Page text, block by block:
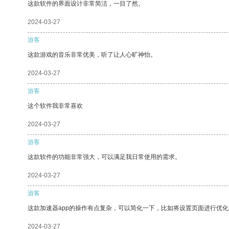
这款软件的界面设计非常简洁，一目了然。
2024-03-27
游客
这款游戏的音乐非常优美，听了让人心旷神怡。
2024-03-27
游客
这个软件我非常喜欢
2024-03-27
游客
这款软件的功能非常强大，可以满足我日常使用的需求。
2024-03-27
游客
这款加速器app的操作有点复杂，可以简化一下，比如将设置页面进行优
2024-03-27